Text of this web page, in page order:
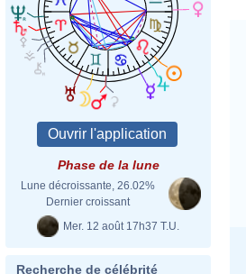
Phase de la lune
Lune décroissante, 26.02%
Dernier croissant
Mer. 12 août 17h37 T.U.
Recherche de célébrité